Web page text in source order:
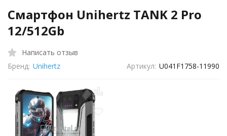
Смартфон Unihertz TANK 2 Pro
12/512Gb
Написать отзыв
Бренд: Unihertz Артикул: U041F1758-11990